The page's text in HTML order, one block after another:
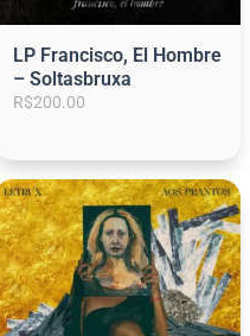
LP Francisco, El Hombre
– Soltasbruxa
R$200.00